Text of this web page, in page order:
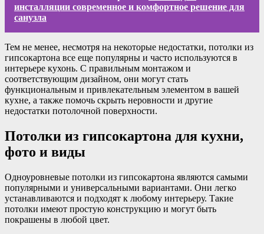
инсталляции современное и комфортное решение для
санузла
Тем не менее, несмотря на некоторые недостатки, потолки из
гипсокартона все еще популярны и часто используются в
интерьере кухонь. С правильным монтажом и
соответствующим дизайном, они могут стать
функциональным и привлекательным элементом в вашей
кухне, а также помочь скрыть неровности и другие
недостатки потолочной поверхности.
Потолки из гипсокартона для кухни,
фото и виды
Одноуровневые потолки из гипсокартона являются самыми
популярными и универсальными вариантами. Они легко
устанавливаются и подходят к любому интерьеру. Такие
потолки имеют простую конструкцию и могут быть
покрашены в любой цвет.